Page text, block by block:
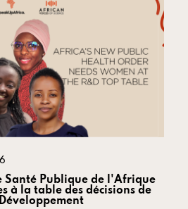
Santé Publique de l'Afrique
à la table des décisions de